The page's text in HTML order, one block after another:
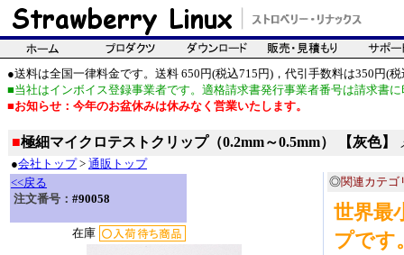
●送料は全国一律料金です。送料 650円(税込715円)，代引手数料は350円(税
■当社はインボイス登録事業者です。適格請求書発行事業者番号は請求書
■お知らせ：今年のお盆休みは休みなく営業いたします。
■極細マイクロテストクリップ（0.2mm～0.5mm） 【灰色】
●会社トップ> 通販トップ
<<戻る
注文番号： #90058
在庫
◎関連カテゴ
世界最
プです